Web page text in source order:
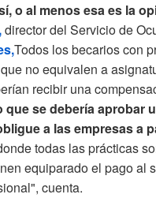
o al menos esa es la
director del Servicio de
Todos los becarios con
no equivalen a
recibir una
que se debería aprobar
a las empresas a
todas las prácticas
equiparado el pago al
cuenta.